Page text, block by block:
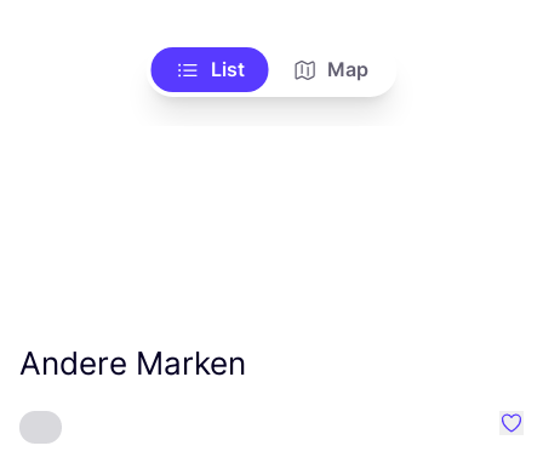
List Map
Andere Marken